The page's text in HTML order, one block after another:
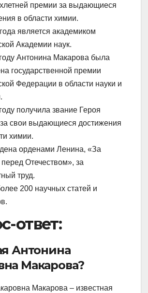
премии за выдающиеся
в области химии.
является академиком
Академии наук.
Антонина Макарова была
государственной премии
Федерации в области науки и
получила звание Героя
свои выдающиеся достижения
химии.
орденами Ленина, «За
перед Отечеством», за
труд.
200 научных статей и
ответ:
Антонина
Макарова?
Макарова – известная